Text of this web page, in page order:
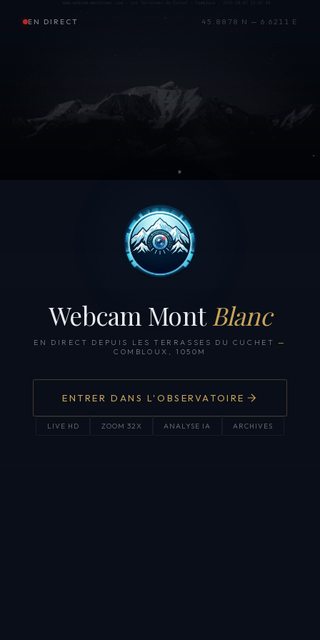
EN DIRECT 45.8878 N — 6.6211 E
Webcam Mont Blanc
EN DIRECT DEPUIS LES TERRASSES DU CUCHET —
COMBLOUX, 1050M
ENTRER DANS L'OBSERVATOIRE
LIVE HD ZOOM 32X ANALYSE IA ARCHIVES